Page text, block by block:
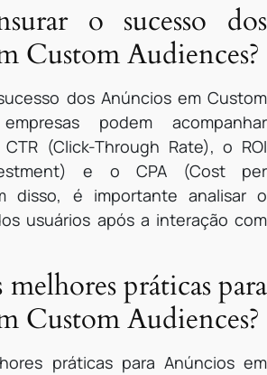
o sucesso dos
Custom Audiences?
dos Anúncios em Custom
podem acompanhar
(Click-Through Rate), o ROI
e o CPA (Cost per
disso, é importante analisar o
usuários após a interação com
melhores práticas para
Custom Audiences?
práticas para Anúncios em